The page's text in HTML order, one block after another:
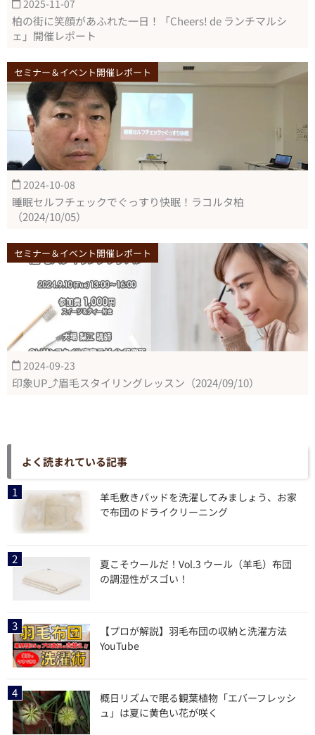
2025-11-07
柏の街に笑顔があふれた一日！「Cheers! de ランチマルシ
ェ」開催レポート
セミナー＆イベント開催レポート
2024-10-08
睡眠セルフチェックでぐっすり快眠！ラコルタ柏
（2024/10/05）
セミナー＆イベント開催レポート
2024-09-23
印象UP⤴眉毛スタイリングレッスン（2024/09/10）
よく読まれている記事
羊毛敷きパッドを洗濯してみましょう、お家
で布団のドライクリーニング
夏こそウールだ！Vol.3 ウール（羊毛）布団
の調湿性がスゴい！
【プロが解説】羽毛布団の収納と洗濯方法
YouTube
概日リズムで眠る観葉植物「エバーフレッシ
ュ」は夏に黄色い花が咲く